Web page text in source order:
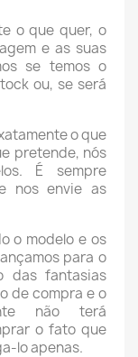
o que quer, o
e as suas
se temos o
ou, se será
o que
pretende, nós
É sempre
nos envie as
o modelo e os
para o
das fantasias
de compra e o
não terá
o fato que
lo apenas.